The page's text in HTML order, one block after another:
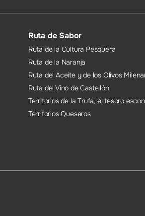
Ruta de Sabor
Ruta de la Cultura Pesquera
Ruta de la Naranja
Ruta del Aceite y de los Olivos
Ruta del Vino de Castellón
Territorios de la Trufa, el tesoro
Territorios Queseros